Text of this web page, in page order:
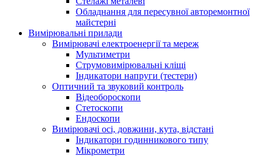
Обладнання для пересувної авторемонтної
майстерні
Вимірювальні прилади
Вимірювачі електроенергії та мереж
Мультиметри
Струмовимірювальні кліщі
Індикатори напруги (тестери)
Оптичний та звуковий контроль
Відеобороскопи
Стетоскопи
Ендоскопи
Вимірювачі осі, довжини, кута, відстані
Індикатори годинникового типу
Мікрометри